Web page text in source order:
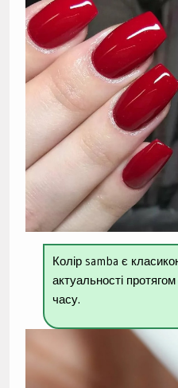
Колір samba є
актуальності
часу.